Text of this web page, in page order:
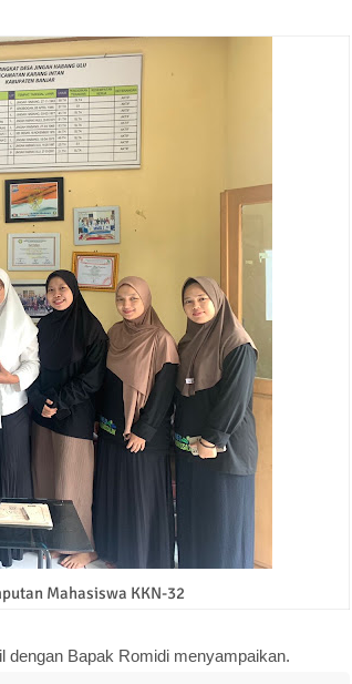
Mahasiswa KKN-32
dengan Bapak Romidi menyampaikan.